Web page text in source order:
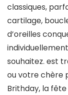
classiques,
cartilage,
d’oreilles
souhaitez. est
ou votre chère
Brithday, la